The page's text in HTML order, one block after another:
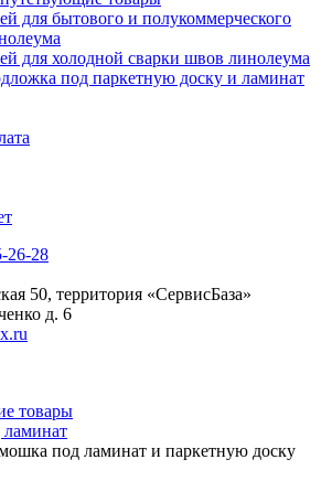
для бытового и полукоммерческого
для холодной сварки швов линолеума
под паркетную доску и ламинат
26-28
50, территория «СервисБаза»
д. 6
товары
под ламинат и паркетную доску